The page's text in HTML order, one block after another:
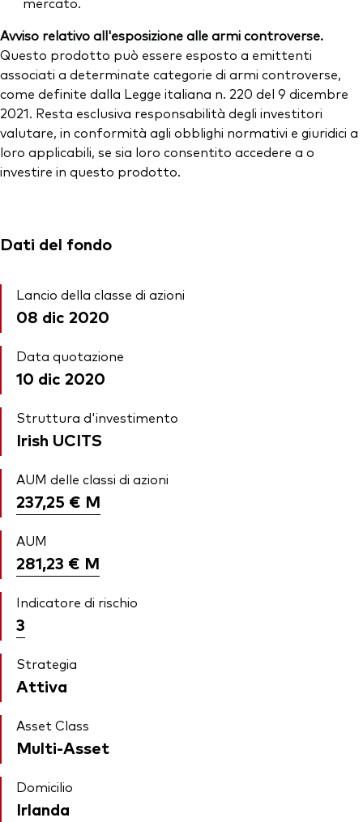
Avviso relativo all'esposizione alle armi controverse.
Questo prodotto può essere esposto a emittenti
associati a determinate categorie di armi controverse,
come definite dalla Legge italiana n. 220 del 9 dicembre
2021. Resta esclusiva responsabilità degli investitori
valutare, in conformità agli obblighi normativi e giuridici a
loro applicabili, se sia loro consentito accedere a o
investire in questo prodotto.
Dati del fondo
Lancio della classe di azioni
08 dic 2020
Data quotazione
10 dic 2020
Struttura d'investimento
Irish UCITS
AUM delle classi di azioni
237,25 € M
AUM
281,23 € M
Indicatore di rischio
3
Strategia
Attiva
Asset Class
Multi-Asset
Domicilio
Irlanda